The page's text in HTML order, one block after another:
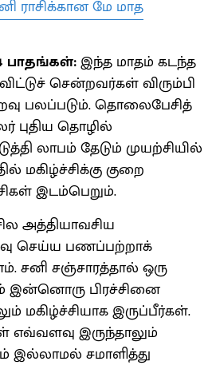
ராசிக்கான மே மாத
பாதங்கள்:இந்த மாதம் கடந்த
சென்றவர்கள் விரும்பி
பலப்படும். தொலைபேசித்
புதிய தொழில்
லாபம் தேடும் முயற்சியில்
மகிழ்ச்சிக்கு குறை
இடம்பெறும்.
அத்தியாவசிய
செய்ய பணப்பற்றாக்
சனி சஞ்சாரத்தால் ஒரு
இன்னொரு பிரச்சினை
மகிழ்ச்சியாக இருப்பீர்கள்.
எவ்வளவு இருந்தாலும்
இல்லாமல் சமாளித்து